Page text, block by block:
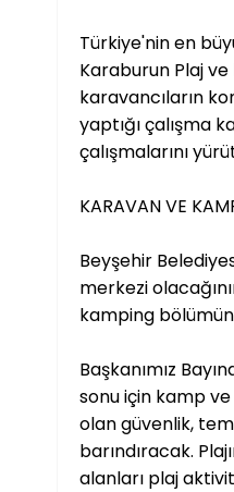
Türkiye'nin en
Karaburun Plaj
karavancıların
yaptığı çalışma
çalışmalarını
KARAVAN VE
Beyşehir
merkezi
kamping
Başkanımız
sonu için kamp
olan güvenlik,
barındıracak.
alanları plaj